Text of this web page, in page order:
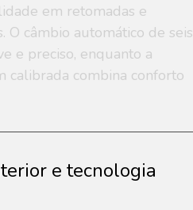
em retomadas e
O câmbio automático de seis
e preciso, enquanto a
calibrada combina conforto
e tecnologia